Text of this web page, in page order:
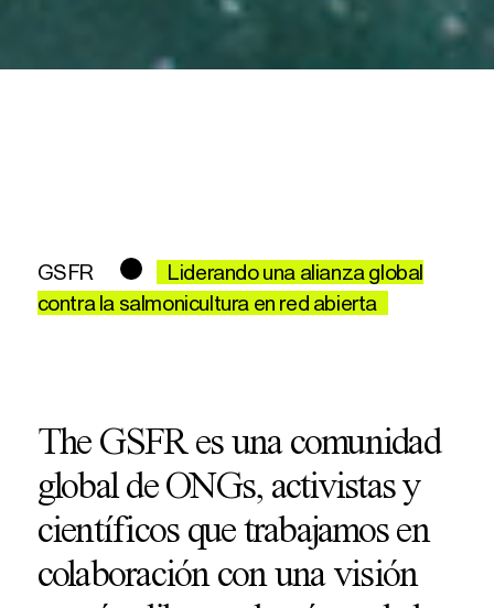
GSFR
Liderando una alianza global
contra la salmonicultura en red abierta
The GSFR es una comunidad
global de ONGs, activistas y
científicos que trabajamos en
colaboración con una visión